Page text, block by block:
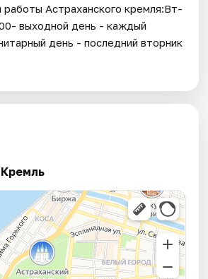
работы Астраханского кремля:Вт-
выходной день - каждый
день - последний вторник